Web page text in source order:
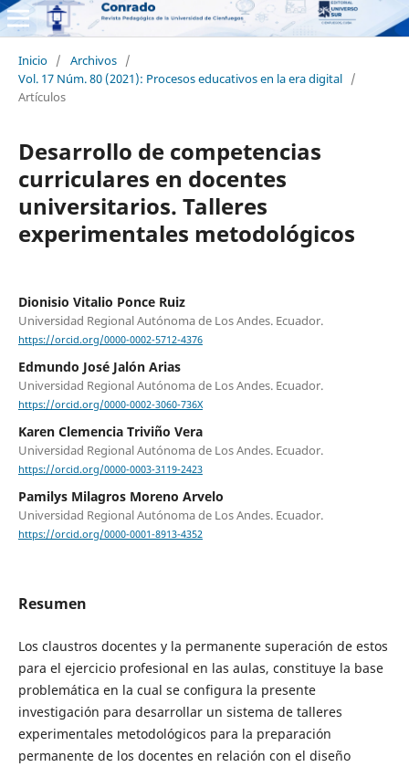
Inicio / Archivos /
Vol. 17 Núm. 80 (2021): Procesos educativos en la era digital /
Artículos
Desarrollo de competencias
curriculares en docentes
universitarios. Talleres
experimentales metodológicos
Dionisio Vitalio Ponce Ruiz
Universidad Regional Autónoma de Los Andes. Ecuador.
https://orcid.org/0000-0002-5712-4376
Edmundo José Jalón Arias
Universidad Regional Autónoma de Los Andes. Ecuador.
https://orcid.org/0000-0002-3060-736X
Karen Clemencia Triviño Vera
Universidad Regional Autónoma de Los Andes. Ecuador.
https://orcid.org/0000-0003-3119-2423
Pamilys Milagros Moreno Arvelo
Universidad Regional Autónoma de Los Andes. Ecuador.
https://orcid.org/0000-0001-8913-4352
Resumen
Los claustros docentes y la permanente superación de estos
para el ejercicio profesional en las aulas, constituye la base
problemática en la cual se configura la presente
investigación para desarrollar un sistema de talleres
experimentales metodológicos para la preparación
permanente de los docentes en relación con el diseño